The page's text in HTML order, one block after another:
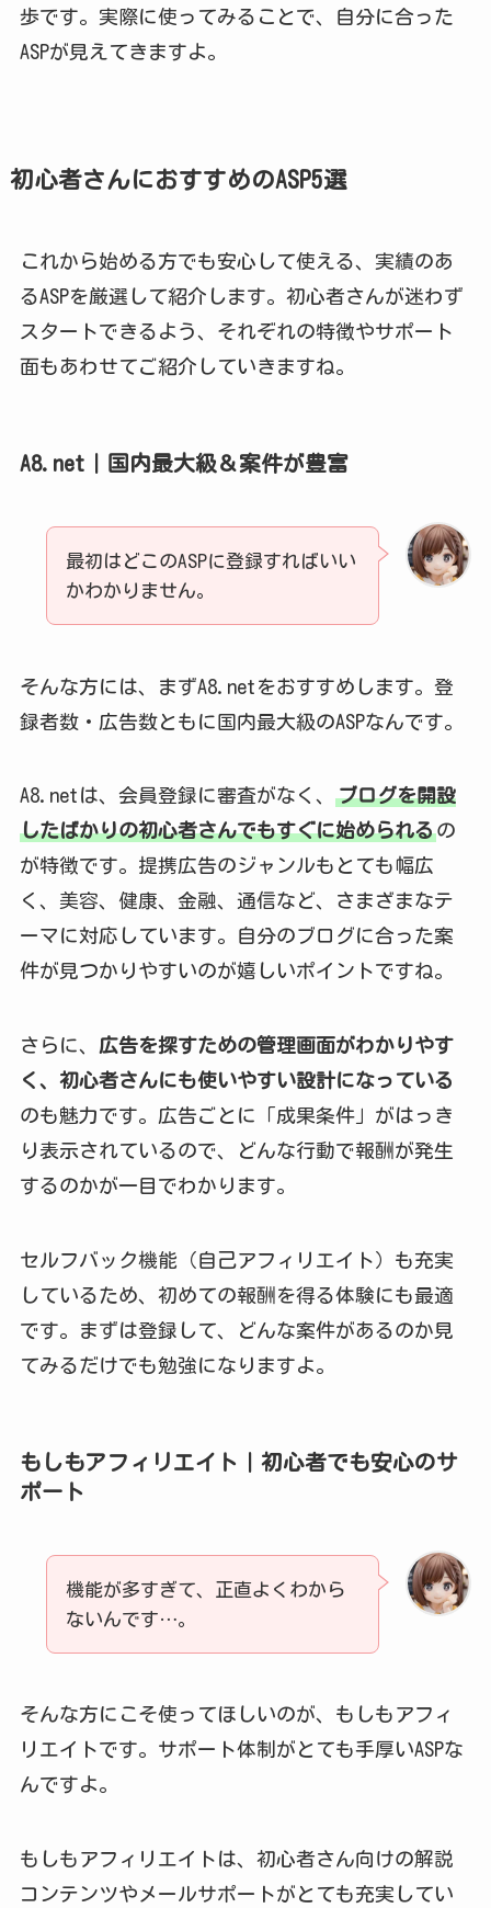
歩です。実際に使ってみることで、自分に合った
ASPが見えてきますよ。
初心者さんにおすすめのASP5選
これから始める方でも安心して使える、実績のあ
るASPを厳選して紹介します。初心者さんが迷わず
スタートできるよう、それぞれの特徴やサポート
面もあわせてご紹介していきますね。
A8.net｜国内最大級＆案件が豊富
最初はどこのASPに登録すればいい
かわかりません。
そんな方には、まずA8.netをおすすめします。登
録者数・広告数ともに国内最大級のASPなんです。
A8.netは、会員登録に審査がなく、
ブログを開設
したばかりの初心者さんでもすぐに始められるの
が特徴です。提携広告のジャンルもとても幅広
く、美容、健康、金融、通信など、さまざまなテ
ーマに対応しています。自分のブログに合った案
件が見つかりやすいのが嬉しいポイントですね。
さらに、 広告を探すための管理画面がわかりやす
く、初心者さんにも使いやすい設計になっている
のも魅力です。広告ごとに「成果条件」がはっき
り表示されているので、どんな行動で報酬が発生
するのかが一目でわかります。
セルフバック機能（自己アフィリエイト）も充実
しているため、初めての報酬を得る体験にも最適
です。まずは登録して、どんな案件があるのか見
てみるだけでも勉強になりますよ。
もしもアフィリエイト｜初心者でも安心のサ
ポート
機能が多すぎて、正直よくわから
ないんです…。
そんな方にこそ使ってほしいのが、もしもアフィ
リエイトです。サポート体制がとても手厚いASPな
んですよ。
もしもアフィリエイトは、初心者さん向けの解説
コンテンツやメールサポートがとても充実してい